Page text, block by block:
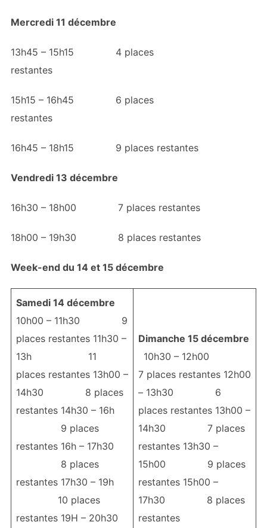
Mercredi 11 décembre
13h45 – 15h15 4 places
restantes
15h15 – 16h45 6 places
restantes
16h45 – 18h15 9 places restantes
Vendredi 13 décembre
16h30 – 18h00 7 places restantes
18h00 – 19h30 8 places restantes
Week-end du 14 et 15 décembre
Samedi 14 décembre
10h00 – 11h30 9
places restantes 11h30 –
13h 11
places restantes 13h00 –
14h30 8 places
restantes 14h30 – 16h
9 places
restantes 16h – 17h30
8 places
restantes 17h30 – 19h
10 places
restantes 19H – 20h30
Dimanche 15 décembre
10h30 – 12h00
7 places restantes 12h00
– 13h30 6
places restantes 13h00 –
14h30 7 places
restantes 13h30 –
15h00 9 places
restantes 15h00 –
17h30 8 places
restantes